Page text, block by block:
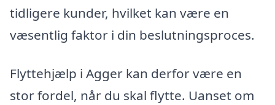
tidligere kunder, hvilket kan være en
væsentlig faktor i din beslutningsproces.
Flyttehjælp i Agger kan derfor være en
stor fordel, når du skal flytte. Uanset om